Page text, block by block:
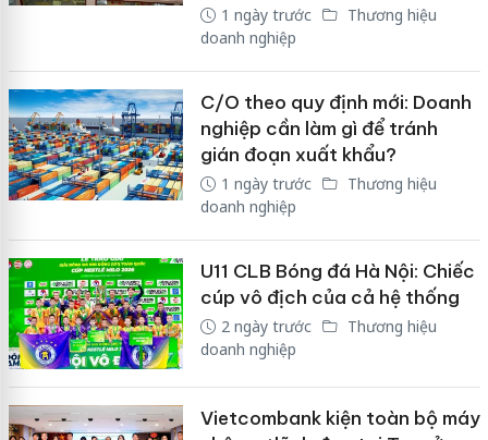
1 ngày trước
Thương hiệu
doanh nghiệp
C/O theo quy định mới: Doanh
nghiệp cần làm gì để tránh
gián đoạn xuất khẩu?
1 ngày trước
Thương hiệu
doanh nghiệp
U11 CLB Bóng đá Hà Nội: Chiếc
cúp vô địch của cả hệ thống
2 ngày trước
Thương hiệu
doanh nghiệp
Vietcombank kiện toàn bộ máy